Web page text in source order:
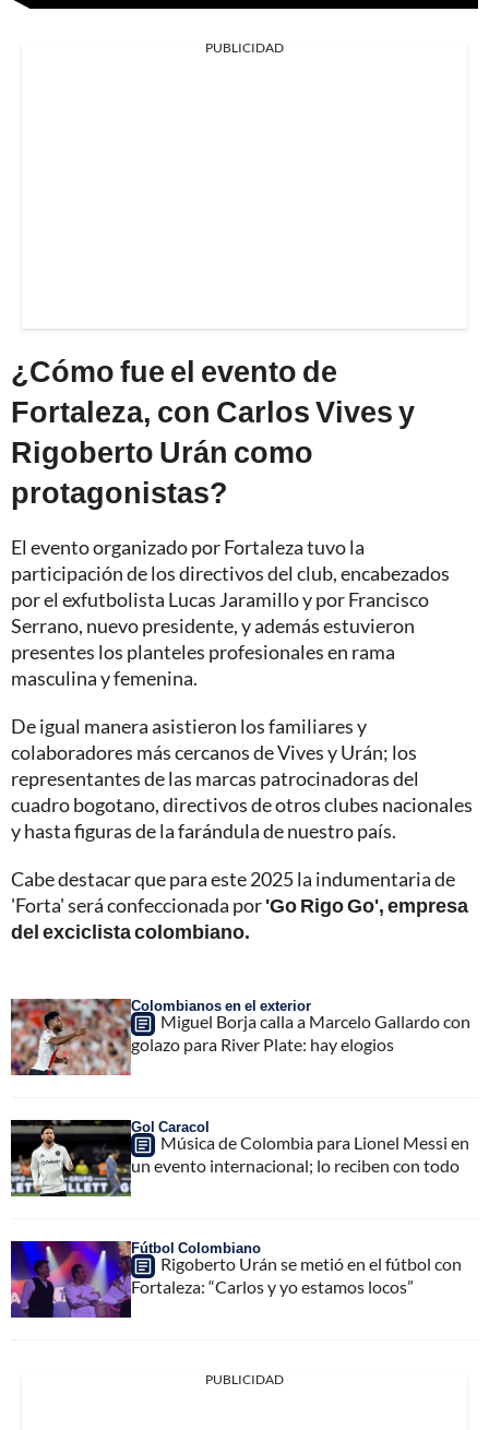
PUBLICIDAD
¿Cómo fue el evento de
Fortaleza, con Carlos Vives y
Rigoberto Urán como
protagonistas?
El evento organizado por Fortaleza tuvo la
participación de los directivos del club, encabezados
por el exfutbolista Lucas Jaramillo y por Francisco
Serrano, nuevo presidente, y además estuvieron
presentes los planteles profesionales en rama
masculina y femenina.
De igual manera asistieron los familiares y
colaboradores más cercanos de Vives y Urán; los
representantes de las marcas patrocinadoras del
cuadro bogotano, directivos de otros clubes nacionales
y hasta figuras de la farándula de nuestro país.
Cabe destacar que para este 2025 la indumentaria de
'Forta' será confeccionada por'Go Rigo Go', empresa
del exciclista colombiano.
Colombianos en el exterior
Miguel Borja calla a Marcelo Gallardo con
golazo para River Plate: hay elogios
Gol Caracol
Música de Colombia para Lionel Messi en
un evento internacional; lo reciben con todo
Fútbol Colombiano
Rigoberto Urán se metió en el fútbol con
Fortaleza: “Carlos y yo estamos locos”
PUBLICIDAD